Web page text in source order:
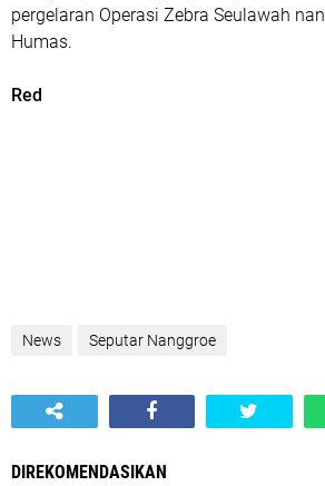
pergelaran Operasi Zebra Seulawah
Humas.
Red
News Seputar Nanggroe
DIREKOMENDASIKAN